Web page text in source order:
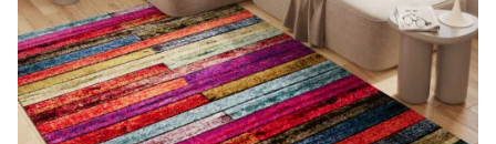
Präferenzen
Präferenz-Cookies ermöglichen es einer Website,
Informationen zu speichern, die die Art und Weise ändern,
wie die Website aussieht oder funktioniert, wie zum Beispiel
Ihre bevorzugte Sprache oder die Region, in der Sie sich